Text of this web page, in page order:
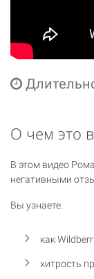
О чем это
В этом видео
негативными
Вы узнаете:
как
хитрость